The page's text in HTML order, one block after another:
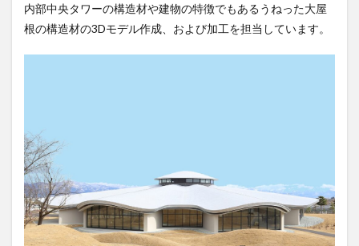
内部中央タワーの構造材や建物の特徴でもあるうねった大屋
根の構造材の3Dモデル作成、および加工を担当しています。